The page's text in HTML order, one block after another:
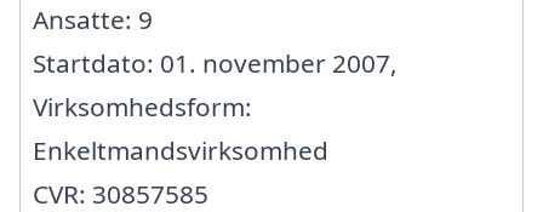
Ansatte: 9
Startdato: 01. november 2007,
Virksomhedsform:
Enkeltmandsvirksomhed
CVR: 30857585